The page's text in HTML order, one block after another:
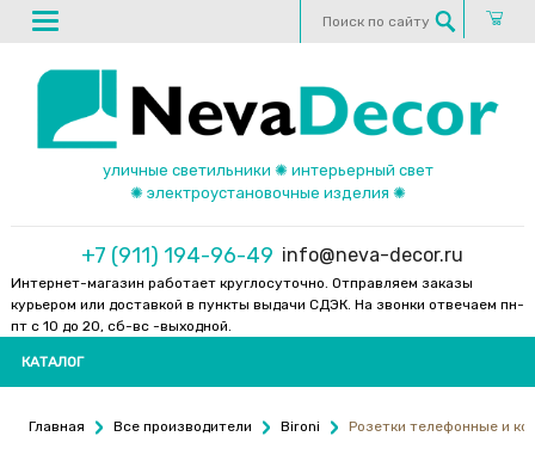
уличные светильники ✺ интерьерный свет
✺ электроустановочные изделия ✺
+7 (911) 194-96-49 info@neva-decor.ru
Интернет-магазин работает круглосуточно. Отправляем заказы
курьером или доставкой в пункты выдачи СДЭК. На звонки отвечаем пн-
пт с 10 до 20, сб-вс -выходной.
КАТАЛОГ
Главная Все производители Bironi Розетки телефонные и